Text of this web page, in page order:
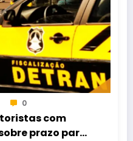
0
com
prazo para